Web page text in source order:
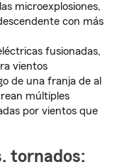
microexplosiones,
con más
fusionadas,
vientos
de una franja de al
múltiples
por vientos que
tornados: